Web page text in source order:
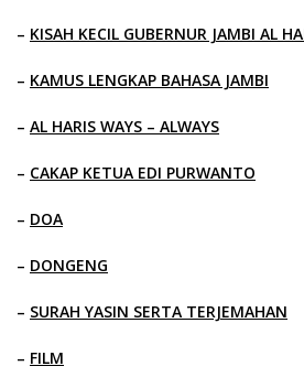
– KISAH KECIL GUBERNUR JAMBI AL
– KAMUS LENGKAP BAHASA JAMBI
– AL HARIS WAYS – ALWAYS
– CAKAP KETUA EDI PURWANTO
– DOA
– DONGENG
– SURAH YASIN SERTA TERJEMAHAN
– FILM